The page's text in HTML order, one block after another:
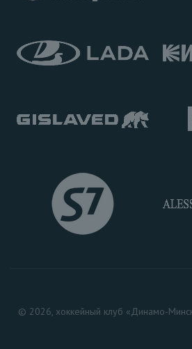
© 2026, хоккейный клуб «Динамо-